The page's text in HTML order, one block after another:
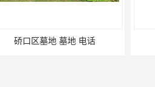
江汉区墓地 公墓 电话